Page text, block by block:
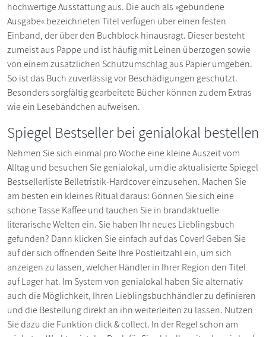
hochwertige Ausstattung aus. Die auch als »gebundene
Ausgabe« bezeichneten Titel verfügen über einen festen
Einband, der über den Buchblock hinausragt. Dieser besteht
zumeist aus Pappe und ist häufig mit Leinen überzogen sowie
von einem zusätzlichen Schutzumschlag aus Papier umgeben.
So ist das Buch zuverlässig vor Beschädigungen geschützt.
Besonders sorgfältig gearbeitete Bücher können zudem Extras
wie ein Lesebändchen aufweisen.
Spiegel Bestseller bei genialokal bestellen
Nehmen Sie sich einmal pro Woche eine kleine Auszeit vom
Alltag und besuchen Sie genialokal, um die aktualisierte Spiegel
Bestsellerliste Belletristik-Hardcover einzusehen. Machen Sie
am besten ein kleines Ritual daraus: Gönnen Sie sich eine
schöne Tasse Kaffee und tauchen Sie in brandaktuelle
literarische Welten ein. Sie haben Ihr neues Lieblingsbuch
gefunden? Dann klicken Sie einfach auf das Cover! Geben Sie
auf der sich öffnenden Seite Ihre Postleitzahl ein, um sich
anzeigen zu lassen, welcher Händler in Ihrer Region den Titel
auf Lager hat. Im System von genialokal haben Sie alternativ
auch die Möglichkeit, Ihren Lieblingsbuchhändler zu definieren
und die Bestellung direkt an ihn weiterleiten zu lassen. Nutzen
Sie dazu die Funktion click & collect. In der Regel schon am